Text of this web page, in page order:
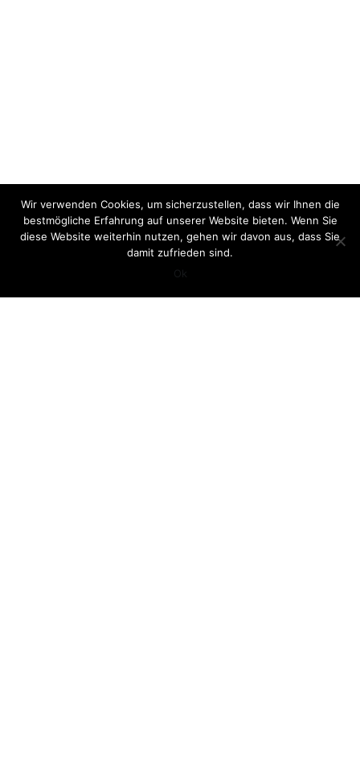
Wir verwenden Cookies, um sicherzustellen, dass wir Ihnen die
bestmögliche Erfahrung auf unserer Website bieten. Wenn Sie
diese Website weiterhin nutzen, gehen wir davon aus, dass Sie
damit zufrieden sind.
Ok